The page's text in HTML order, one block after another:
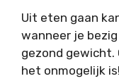
Uit eten gaan
wanneer je
gezond
het onmogelijk